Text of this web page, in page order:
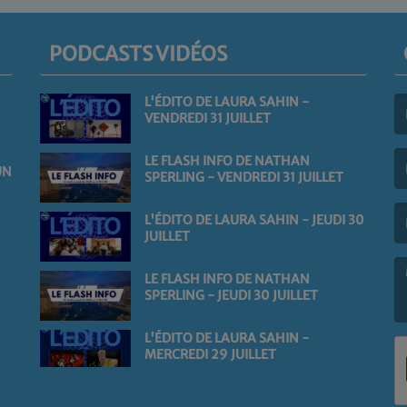
PODCASTS VIDÉOS
L'ÉDITO DE LAURA SAHIN -
VENDREDI 31 JUILLET
LE FLASH INFO DE NATHAN
SPERLING - VENDREDI 31 JUILLET
L'ÉDITO DE LAURA SAHIN - JEUDI 30
JUILLET
LE FLASH INFO DE NATHAN
SPERLING - JEUDI 30 JUILLET
L'ÉDITO DE LAURA SAHIN -
MERCREDI 29 JUILLET